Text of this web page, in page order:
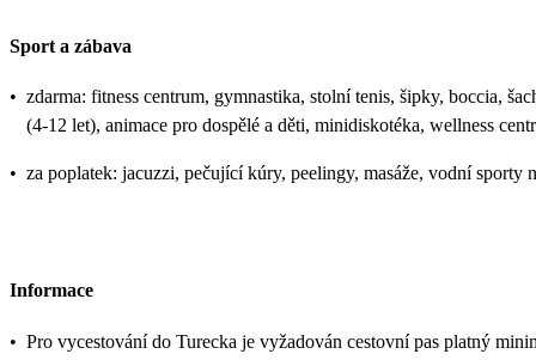
Sport a zábava
• zdarma: fitness centrum, gymnastika, stolní tenis, šipky, boccia,
(4-12 let), animace pro dospělé a děti, minidiskotéka, wellness
• za poplatek: jacuzzi, pečující kúry, peelingy, masáže, vodní
Informace
• Pro vycestování do Turecka je vyžadován cestovní pas platný